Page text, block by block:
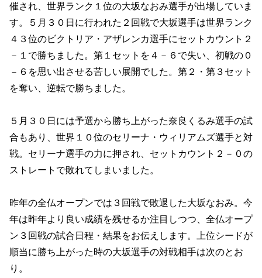
催され、世界ランク１位の大坂なおみ選手が出場していま
す。５月３０日に行われた２回戦で大坂選手は世界ランク
４３位のビクトリア・アザレンカ選手にセットカウント２
－１で勝ちました。第１セットを４－６で失い、初戦の０
－６を思い出させる苦しい展開でした。第２・第３セット
を奪い、逆転で勝ちました。
５月３０日には予選から勝ち上がった奈良くるみ選手の試
合もあり、世界１０位のセリーナ・ウィリアムズ選手と対
戦。セリーナ選手の力に押され、セットカウント２－０の
ストレートで敗れてしまいました。
昨年の全仏オープンでは３回戦で敗退した大坂なおみ。今
年は昨年より良い成績を残せるか注目しつつ、全仏オープ
ン３回戦の試合日程・結果をお伝えします。上位シードが
順当に勝ち上がった時の大坂選手の対戦相手は次のとお
り。